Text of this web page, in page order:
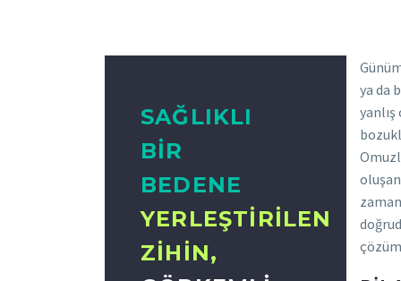
ya da
SAĞLIKLI
BIR
BEDENE
YERLEŞTIRILEN
ZIHIN,